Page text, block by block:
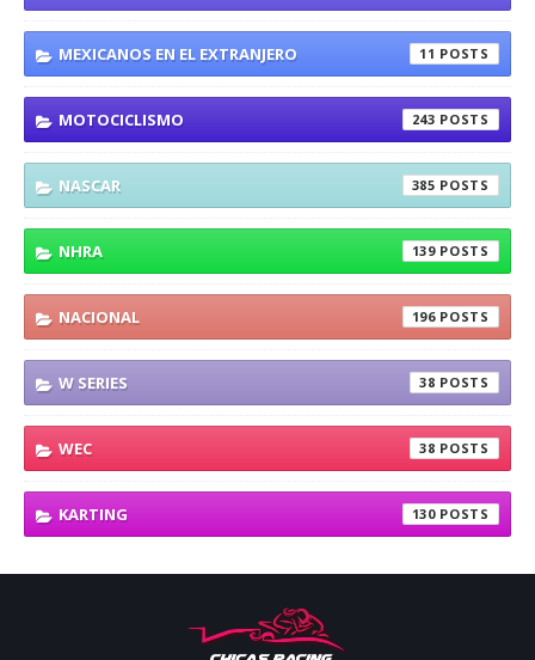
MEXICANOS EN EL EXTRANJERO 11
MOTOCICLISMO 243
NASCAR 385
NHRA 139
NACIONAL 196
W SERIES 38
WEC 38
KARTING 130